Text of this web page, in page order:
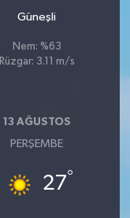
Güneşli
Nem: %63
Rüzgar: 3.11 m/s
13 AĞUSTOS
PERŞEMBE
27°